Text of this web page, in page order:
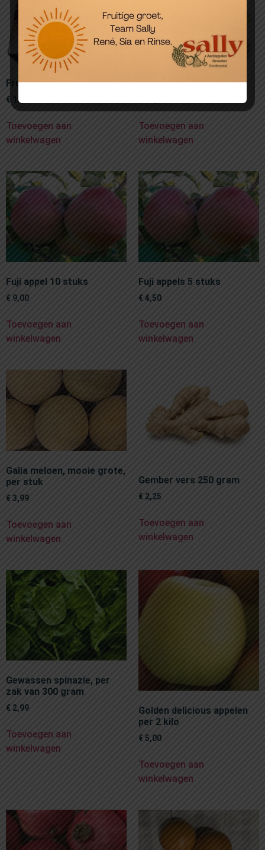
Fruitmand in doos
€ 15,00
Toevoegen aan
winkelwagen
Fruitmand Zilver
Toevoegen aan
winkelwagen
Fuji appel 10 stuks
€ 9,00
Toevoegen aan
winkelwagen
Fuji appels 5 stuks
€4,50
Toevoegen aan
winkelwagen
Galia meloen, mooie grote,
per stuk
€ 3,99
Toevoegen aan
winkelwagen
Gember vers 250 gram
€ 2,25
Toevoegen aan
winkelwagen
Gewassen spinazie, per
zak van 300 gram
€ 2,99
Toevoegen aan
winkelwagen
Golden delicious appelen
per 2 kilo
€ 5,00
Toevoegen aan
winkelwagen